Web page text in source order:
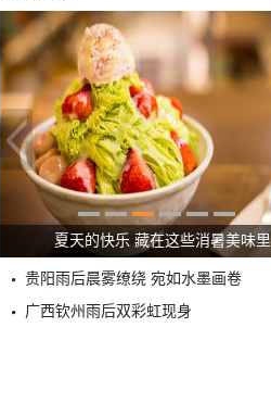
夏天的快乐 藏在这些消暑美味里
贵阳雨后晨雾缭绕 宛如水墨画卷
广西钦州雨后双彩虹现身